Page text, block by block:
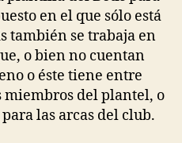
en el que sólo está
también se trabaja en
o bien no cuentan
o éste tiene entre
miembros del plantel, o
las arcas del club.